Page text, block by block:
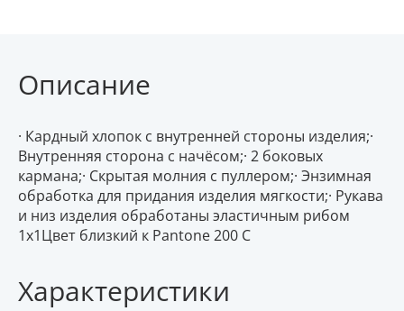
Описание
· Кардный хлопок с внутренней стороны изделия;·
Внутренняя сторона с начёсом;· 2 боковых
кармана;· Скрытая молния с пуллером;· Энзимная
обработка для придания изделия мягкости;· Рукава
и низ изделия обработаны эластичным рибом
1х1Цвет близкий к Pantone 200 C
Характеристики